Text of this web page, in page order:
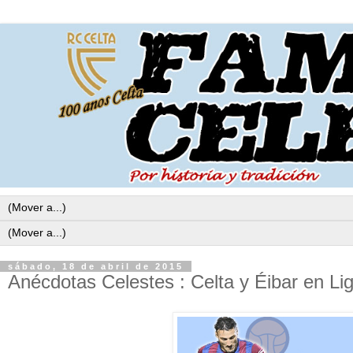
sábado, 18 de abril de 2015
Anécdotas Celestes : Celta y Éibar en